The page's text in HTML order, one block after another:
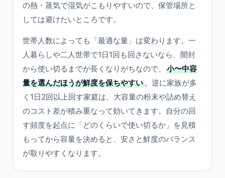
の熱・蒸気で湿気がこもりやすいので、保管場所と
しては避けたいところです。
世帯人数によっても「最適な量」は変わります。一
人暮らしや二人世帯で1日1回も回さないなら、開封
から使い切るまでが長くなりがちなので、
小〜中容
量を選んだほうが鮮度を保ちやすい。逆に家族が多
く1日2回以上回す家庭は、大容量の粉末や詰め替え
のコスト差が積み重なって効いてきます。自分の回
す頻度を起点に「どのくらいで使い切るか」を見積
もってから容量を決めると、安さと鮮度のバランス
が取りやすくなります。